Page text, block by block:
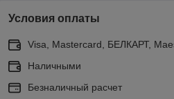
Условия оплаты
Visa, Mastercard, БЕЛКАРТ,
Наличными
Безналичный расчет